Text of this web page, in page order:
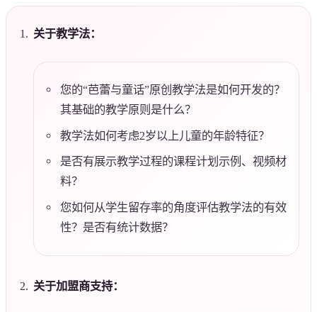
关于教学法：
您的“芭蕾与童话”原创教学法是如何开发的？
其基础的教学原则是什么？
教学法如何考虑2岁以上儿童的年龄特征？
是否有展示教学过程的课程计划示例、视频材
料？
您如何从学生留存率的角度评估教学法的有效
性？是否有统计数据？
关于加盟商支持：